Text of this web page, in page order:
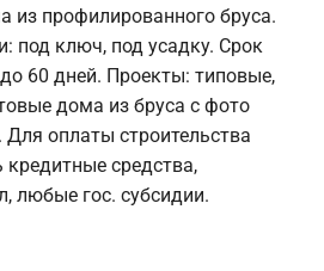
из профилированного бруса.
под ключ, под усадку. Срок
60 дней. Проекты: типовые,
дома из бруса с фото
Для оплаты строительства
средства,
любые гос. субсидии.